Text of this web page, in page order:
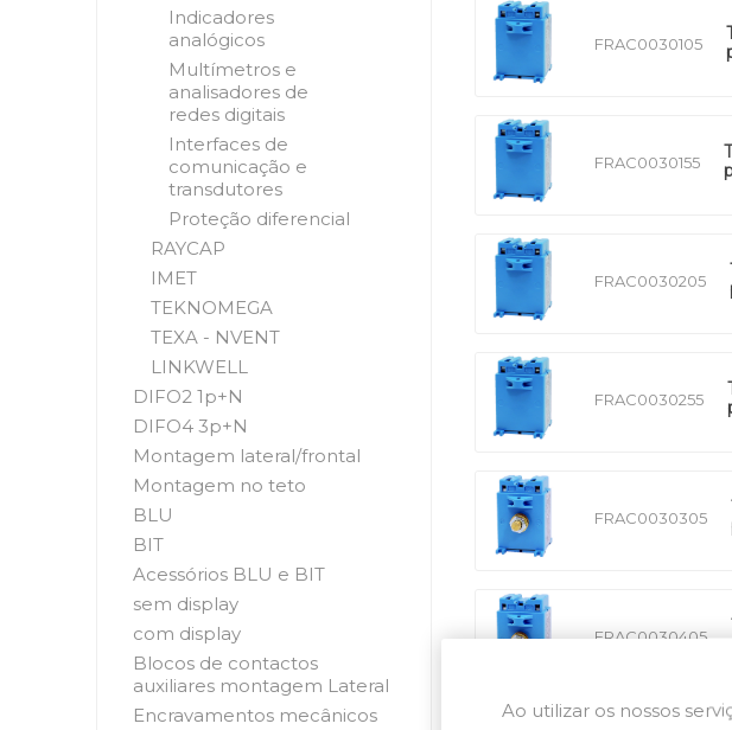
FRAC0030105
FRAC0030155
FRAC0030205
FRAC0030255
FRAC0030305
FRAC0030405
Indicadores
analógicos
Multímetros e
analisadores de
redes digitais
Interfaces de
comunicação e
transdutores
Proteção diferencial
RAYCAP
IMET
TEKNOMEGA
TEXA - NVENT
LINKWELL
DIFO2 1p+N
DIFO4 3p+N
Montagem lateral/frontal
Montagem no teto
BLU
BIT
Acessórios BLU e BIT
sem display
com display
Blocos de contactos
auxiliares montagem Lateral
Encravamentos mecânicos
Ao utilizar os nossos